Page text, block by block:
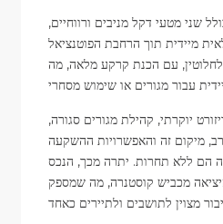
שני מטעי דקל מניבים ורווחיים,
מיידית תוך הרחבת הפוטנציאל
עם הכנת קרקע מלאה, מה
יוקרתי, קהילת מגורים סגורה,
מיקום זה והאפשרויות ההשקעה
הם ללא תחרות. יתרה מכך, הנכס
היציאה מכביש קוסטנרה, מה שמספק